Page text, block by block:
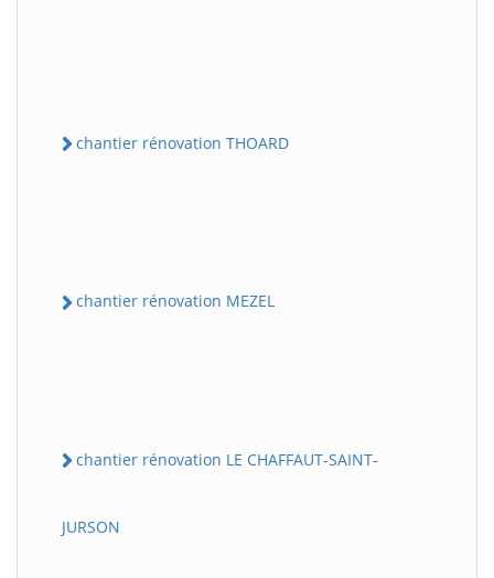
chantier rénovation THOARD
chantier rénovation MEZEL
chantier rénovation LE CHAFFAUT-SAINT-
JURSON